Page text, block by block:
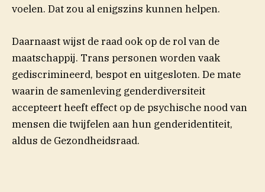
voelen. Dat zou al enigszins kunnen helpen.
Daarnaast wijst de raad ook op de rol van de
maatschappij. Trans personen worden vaak
gediscrimineerd, bespot en uitgesloten. De mate
waarin de samenleving genderdiversiteit
accepteert heeft effect op de psychische nood van
mensen die twijfelen aan hun genderidentiteit,
aldus de Gezondheidsraad.